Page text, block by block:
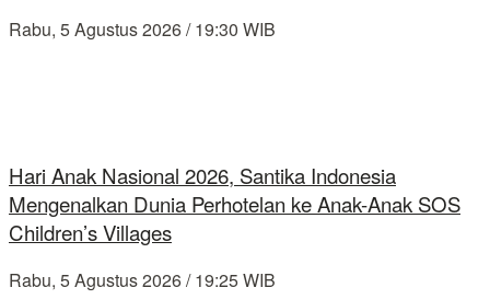
Rabu, 5 Agustus 2026 / 19:30 WIB
Hari Anak Nasional 2026, Santika Indonesia
Mengenalkan Dunia Perhotelan ke Anak-Anak SOS
Children’s Villages
Rabu, 5 Agustus 2026 / 19:25 WIB